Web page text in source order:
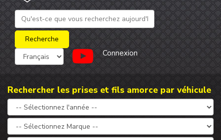
Connexion
Rechercher les prises et fils amorce par véhicule